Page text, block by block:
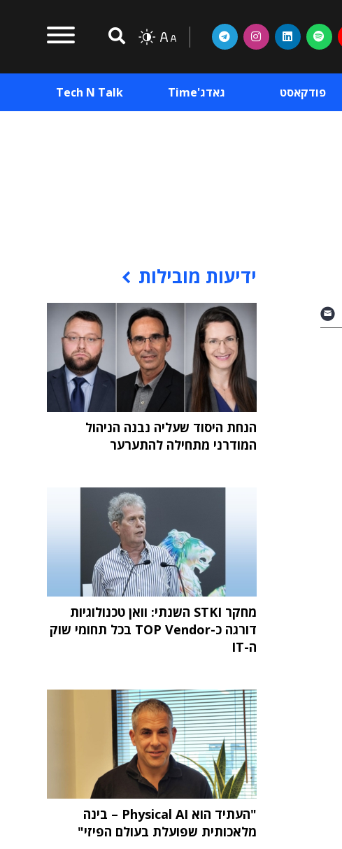
פודקאסט גאדג'Time Tech N Talk
ידיעות מובילות
הנחת היסוד שעליה נבנה הניהול
המודרני מתחילה להתערער
מחקר STKI השנתי: וואן טכנולוגיות
דורגה כ-TOP Vendor בכל תחומי שוק
ה-IT
"העתיד הוא Physical AI – בינה
מלאכותית שפועלת בעולם הפיזי"